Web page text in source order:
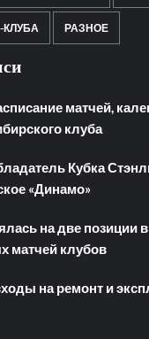
РАЗНОЕ
матчей,
клуба
Кубка
«Динамо»
на две позиции
матчей клубов
на ремонт и